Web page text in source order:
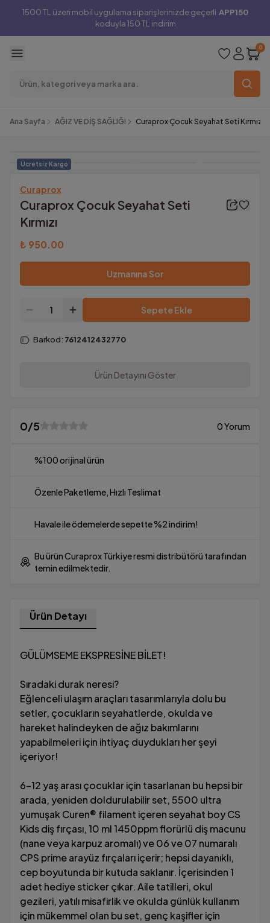
1500 TL üzeri mobil uygulama siparişlerinizde geçerli APP150
koduyla 150 TL indirim
0
Ana Sayfa AĞIZ VE DİŞ SAĞLIĞI Curaprox Çocuk Seyahat Seti Kırmızı
Ücretsiz Kargo
Curaprox
Curaprox Çocuk Seyahat Seti
Kırmızı
₺ 950.00
Uzmanına Sor
Sepete Ekle
Barkod: 7612412432770
Ürün Detayını Göster
0/5 0 Yorum
%100 orijinal ürün
Özenle Paketleme, Hızlı Teslimat
Havale ile ödemelerde sepette %2 indirim!
Bu ürün Curaprox Türkiye resmi distribütörü tarafından
temin edilmektedir.
Ürün Detayı
GÜLÜMSEME EKSPRESİNE BİLET!
Sıradaki durak neresi?
Eğlenceli ulaşım araçları tasarımlarıyla dolu bu
setler, çocukların seyahatlerde, okulda ve
hareket halindeyken de ağız bakımlarını
yapabilmeleri için ihtiyaç duydukları her şeyi
içeriyor!
6-12 yaş arası çocuklar için tasarlanan bu hepsi bir
arada, yeniden doldurulabilir set, 5500 ultra
yumuşak Curen® filament içeren seyahat boy CS
Kids diş fırçası, 10 ml 1450ppm florürlü diş macunu
(nane veya karpuz aromalı) ve 06 ve 07 numaralı
CPS prime arayüz fırçaları içerir; hepsi dayanıklı,
cep boyutunda bir kutuda saklanır. İçerisinden 1
adet hediye sticker çıkar. Aile tatilleri, okul
gezileri, yatılı misafirlik ve okulda günlük kullanım
için mükemmel olan bu set, genç kaşifler için